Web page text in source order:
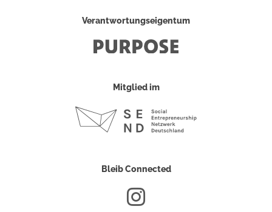
Verantwortungseigentum
Mitglied im
Bleib Connected